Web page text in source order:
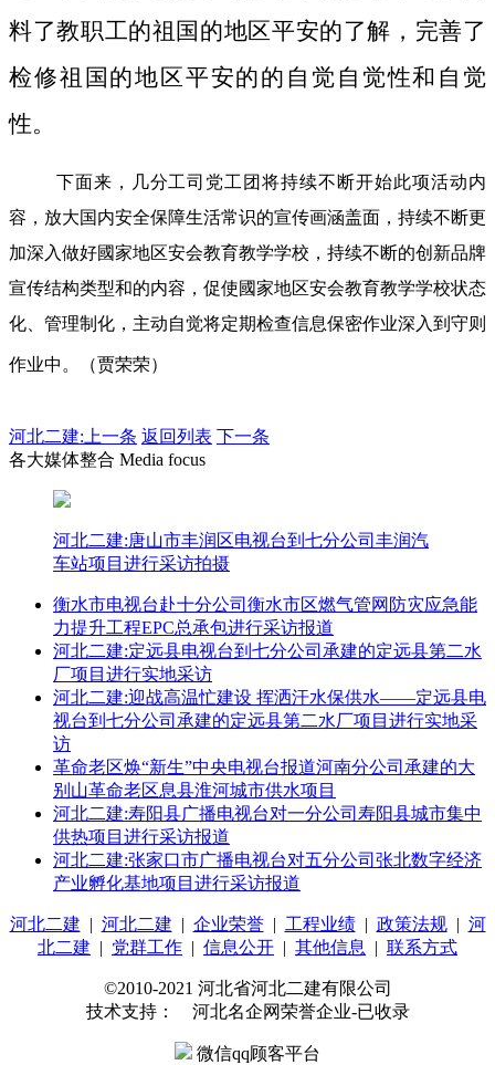
料了教职工的祖国的地区平安的了解，完善了
检修祖国的地区平安的的自觉自觉性和自觉
性。
下面来，几分工司党工团将持续不断开始此项活动内
容，放大国内安全保障生活常识的宣传画涵盖面，持续不断更
加深入做好國家地区安会教育教学学校，持续不断的创新品牌
宣传结构类型和的内容，促使國家地区安会教育教学学校状态
化、管理制化，主动自觉将定期检查信息保密作业深入到守则
作业中。（贾荣荣）
河北二建: 上一条 返回列表 下一条
各大媒体整合 Media focus
河北二建:唐山市丰润区电视台到七分公司丰润汽
车站项目进行采访拍摄
衡水市电视台赴十分公司衡水市区燃气管网防灾应急能
力提升工程EPC总承包进行采访报道
河北二建:定远县电视台到七分公司承建的定远县第二水
厂项目进行实地采访
河北二建:迎战高温忙建设 挥洒汗水保供水——定远县电
视台到七分公司承建的定远县第二水厂项目进行实地采
访
革命老区焕“新生”中央电视台报道河南分公司承建的大
别山革命老区息县淮河城市供水项目
河北二建:寿阳县广播电视台对一分公司寿阳县城市集中
供热项目进行采访报道
河北二建:张家口市广播电视台对五分公司张北数字经济
产业孵化基地项目进行采访报道
河北二建 | 河北二建 | 企业荣誉| 工程业绩| 政策法规| 河
北二建 | 党群工作 | 信息公开 | 其他信息 | 联系方式
©2010-2021 河北省河北二建有限公司
技术支持： 河北名企网荣誉企业-已收录
微信qq顾客平台